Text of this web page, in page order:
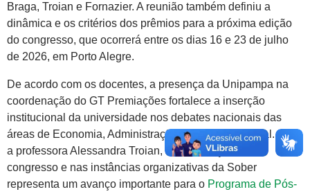
Braga, Troian e Fornazier. A reunião também definiu a
dinâmica e os critérios dos prêmios para a próxima edição
do congresso, que ocorrerá entre os dias 16 e 23 de julho
de 2026, em Porto Alegre.
De acordo com os docentes, a presença da Unipampa na
coordenação do GT Premiações fortalece a inserção
institucional da universidade nos debates nacionais das
áreas de Economia, Administração e Sociologia Rural. Para
a professora Alessandra Troian, a participação no
congresso e nas instâncias organizativas da Sober
representa um avanço importante para o Programa de Pós-